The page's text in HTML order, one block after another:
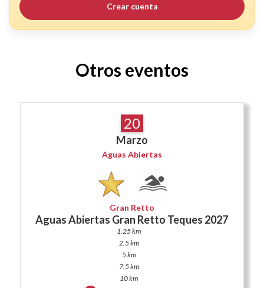
Crear cuenta
Otros eventos
20
Marzo
Aguas Abiertas
Gran Retto
Aguas Abiertas Gran Retto Teques 2027
1.25 km
2.5 km
5 km
7.5 km
10 km